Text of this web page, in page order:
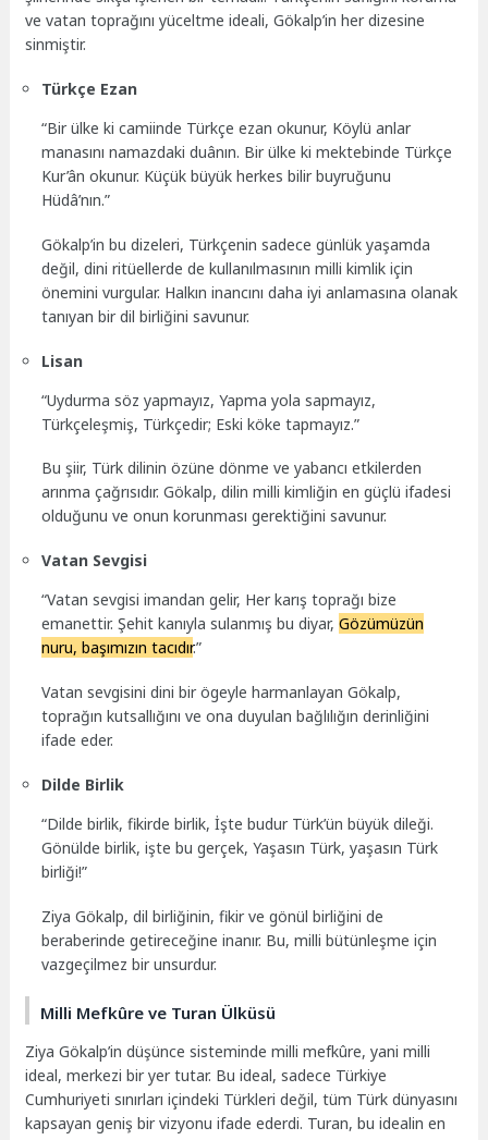
ve vatan toprağını yüceltme ideali, Gökalp’in her dizesine
sinmiştir.
Türkçe Ezan
“Bir ülke ki camiinde Türkçe ezan okunur, Köylü anlar
manasını namazdaki duânın. Bir ülke ki mektebinde Türkçe
Kur’ân okunur. Küçük büyük herkes bilir buyruğunu
Hüdâ’nın.”
Gökalp’in bu dizeleri, Türkçenin sadece günlük yaşamda
değil, dini ritüellerde de kullanılmasının milli kimlik için
önemini vurgular. Halkın inancını daha iyi anlamasına olanak
tanıyan bir dil birliğini savunur.
Lisan
“Uydurma söz yapmayız, Yapma yola sapmayız,
Türkçeleşmiş, Türkçedir; Eski köke tapmayız.”
Bu şiir, Türk dilinin özüne dönme ve yabancı etkilerden
arınma çağrısıdır. Gökalp, dilin milli kimliğin en güçlü ifadesi
olduğunu ve onun korunması gerektiğini savunur.
Vatan Sevgisi
“Vatan sevgisi imandan gelir, Her karış toprağı bize
emanettir. Şehit kanıyla sulanmış bu diyar,Gözümüzün
nuru, başımızın tacıdır.”
Vatan sevgisini dini bir ögeyle harmanlayan Gökalp,
toprağın kutsallığını ve ona duyulan bağlılığın derinliğini
ifade eder.
Dilde Birlik
“Dilde birlik, fikirde birlik, İşte budur Türk’ün büyük dileği.
Gönülde birlik, işte bu gerçek, Yaşasın Türk, yaşasın Türk
birliği!”
Ziya Gökalp, dil birliğinin, fikir ve gönül birliğini de
beraberinde getireceğine inanır. Bu, milli bütünleşme için
vazgeçilmez bir unsurdur.
Milli Mefkûre ve Turan Ülküsü
Ziya Gökalp’in düşünce sisteminde milli mefkûre, yani milli
ideal, merkezi bir yer tutar. Bu ideal, sadece Türkiye
Cumhuriyeti sınırları içindeki Türkleri değil, tüm Türk dünyasını
kapsayan geniş bir vizyonu ifade ederdi. Turan, bu idealin en